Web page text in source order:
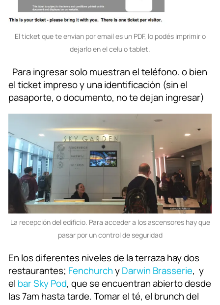
El ticket que te envian por email es un PDF, lo podés imprimir o
dejarlo en el celu o tablet.
Para ingresar solo muestran el teléfono. o bien
el ticket impreso y una identificación (sin el
pasaporte, o documento, no te dejan ingresar)
La recepción del edificio. Para acceder a los ascensores hay que
pasar por un control de seguridad
En los diferentes niveles de la terraza hay dos
restaurantes; FenchurchyDarwin Brasserie, y
el bar Sky Pod, que se encuentran abierto desde
las 7am hasta tarde. Tomar el té, el brunch del